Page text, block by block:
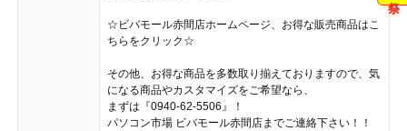
☆ビバモール赤間店ホームページ、お得な販売商品はこ
ちらをクリック☆
その他、お得な商品を多数取り揃えておりますので、気
になる商品やカスタマイズをご希望なら、
まずは『0940-62-5506』！
パソコン市場 ビバモール赤間店までご連絡下さい！！